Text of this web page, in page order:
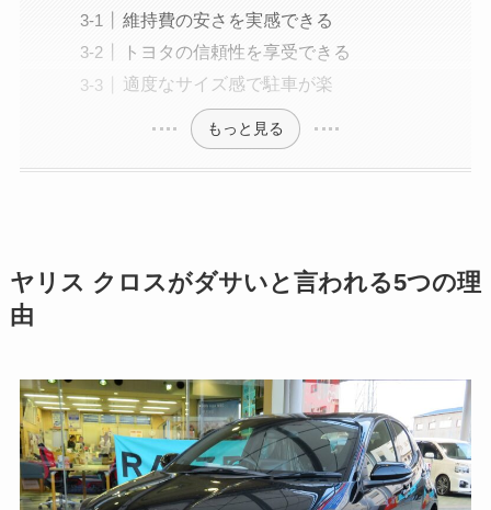
維持費の安さを実感できる
トヨタの信頼性を享受できる
適度なサイズ感で駐車が楽
もっと見る
ヤリス クロスがダサいと言われる5つの理
由